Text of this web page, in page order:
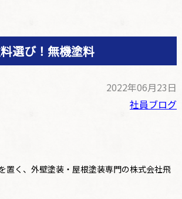
選び！無機塗料
2022年06月23日
社員ブログ
置く、外壁塗装・屋根塗装専門の株式会社飛